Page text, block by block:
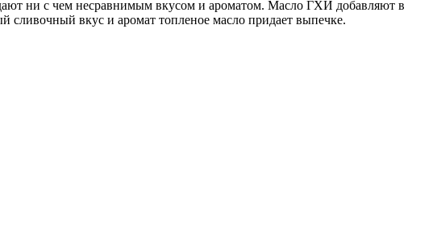
ни с чем несравнимым вкусом и ароматом. Масло ГХИ добавляют в
вкус и аромат топленое масло придает выпечке.